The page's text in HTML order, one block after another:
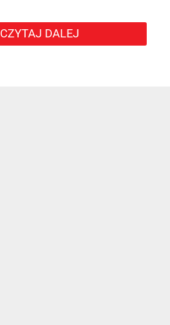
CZYTAJ DALEJ